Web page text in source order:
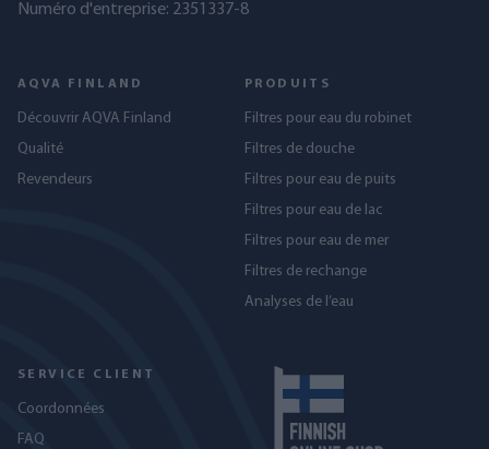
Numéro d'entreprise: 2351337-8
AQVA FINLAND
Découvrir AQVA Finland
Qualité
Revendeurs
PRODUITS
Filtres pour eau du robinet
Filtres de douche
Filtres pour eau de puits
Filtres pour eau de lac
Filtres pour eau de mer
Filtres de rechange
Analyses de l’eau
SERVICE CLIENT
Coordonnées
FAQ